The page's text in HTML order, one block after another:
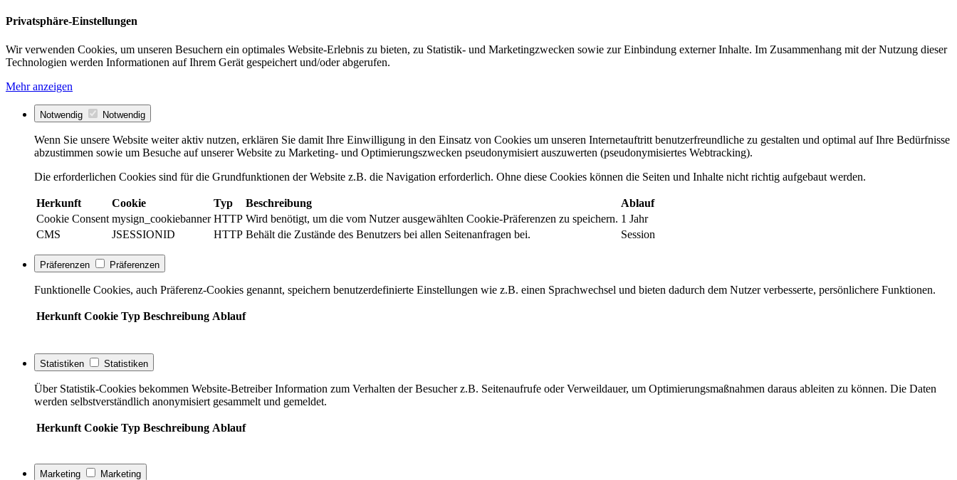
Privatsphäre-Einstellungen
Wir verwenden Cookies, um unseren Besuchern ein optimales Website-Erlebnis zu bieten, zu Statistik- und Marketingzwecken sowie zur Einbindung externer Inhalte. Im Zusammenhang mit der Nutzung dieser
Technologien werden Informationen auf Ihrem Gerät gespeichert und/oder abgerufen.
Mehr anzeigen
Notwendig Notwendig
Wenn Sie unsere Website weiter aktiv nutzen, erklären Sie damit Ihre Einwilligung in den Einsatz von Cookies um unseren Internetauftritt benutzerfreundliche zu gestalten und optimal auf Ihre Bedürfnisse
abzustimmen sowie um Besuche auf unserer Website zu Marketing- und Optimierungszwecken pseudonymisiert auszuwerten (pseudonymisiertes Webtracking).
Die erforderlichen Cookies sind für die Grundfunktionen der Website z.B. die Navigation erforderlich. Ohne diese Cookies können die Seiten und Inhalte nicht richtig aufgebaut werden.
Herkunft Cookie Typ Beschreibung
Ablauf
Cookie Consent mysign_cookiebanner HTTP Wird benötigt, um die vom Nutzer ausgewählten Cookie-Präferenzen zu speichern. 1 Jahr
CMS
JSESSIONID HTTP Behält die Zustände des Benutzers bei allen Seitenanfragen bei. Session
Präferenzen Präferenzen
Funktionelle Cookies, auch Präferenz-Cookies genannt, speichern benutzerdefinierte Einstellungen wie z.B. einen Sprachwechsel und bieten dadurch dem Nutzer verbesserte, persönlichere Funktionen.
Herkunft Cookie Typ Beschreibung Ablauf
Statistiken Statistiken
Über Statistik-Cookies bekommen Website-Betreiber Information zum Verhalten der Besucher z.B. Seitenaufrufe oder Verweildauer, um Optimierungsmaßnahmen daraus ableiten zu können. Die Daten
werden selbstverständlich anonymisiert gesammelt und gemeldet.
Herkunft Cookie Typ Beschreibung Ablauf
Marketing Marketing